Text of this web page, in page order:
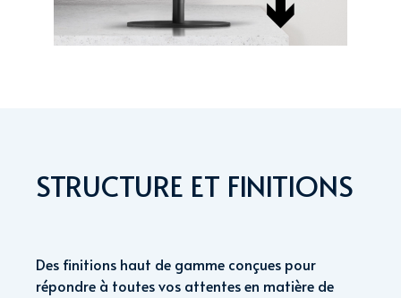
STRUCTURE ET FINITIONS
Des finitions haut de gamme conçues pour
répondre à toutes vos attentes en matière de